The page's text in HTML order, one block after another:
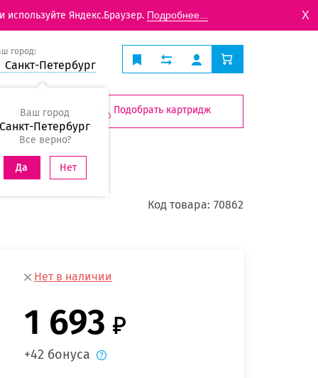
Яндекс.Браузер. Подробнее... X
город:
Санкт-Петербург
Ваш город
Санкт-Петербург
Все верно?
Да Нет
Подобрать картридж
Код товара: 70862
Нет в наличии
1 693
+42 бонуса